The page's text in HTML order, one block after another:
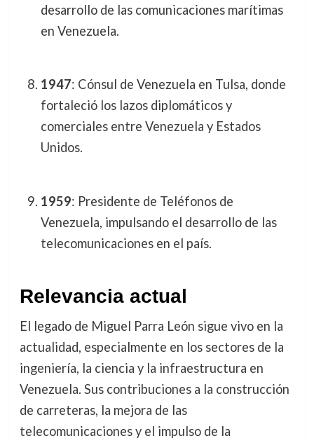
desarrollo de las comunicaciones marítimas
en Venezuela.
1947: Cónsul de Venezuela en Tulsa, donde
fortaleció los lazos diplomáticos y
comerciales entre Venezuela y Estados
Unidos.
1959: Presidente de Teléfonos de
Venezuela, impulsando el desarrollo de las
telecomunicaciones en el país.
Relevancia actual
El legado de Miguel Parra León sigue vivo en la
actualidad, especialmente en los sectores de la
ingeniería, la ciencia y la infraestructura en
Venezuela. Sus contribuciones a la construcción
de carreteras, la mejora de las
telecomunicaciones y el impulso de la